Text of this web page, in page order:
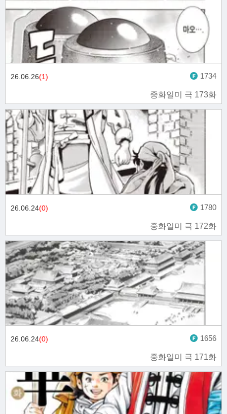
중화일미 극 173화
26.06.26(1) 1734
중화일미 극 172화
26.06.24(0) 1780
중화일미 극 171화
26.06.24(0) 1656